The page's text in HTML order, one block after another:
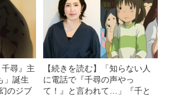
千尋』主
」誕生
のジブ
【続きを読む】「知らない人
に電話で『千尋の声やっ
て！』と言われて…」『千と